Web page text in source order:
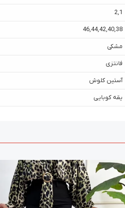
1
,
2
38
,
40
,
42
,
44
,
46
مشکی
فانتزی
آستین کلوش
یقه کوبایی